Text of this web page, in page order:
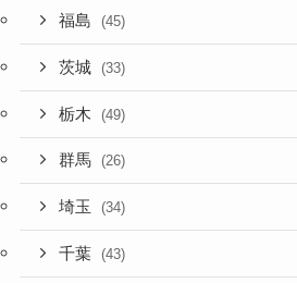
福島 (45)
茨城 (33)
栃木 (49)
群馬 (26)
埼玉 (34)
千葉 (43)